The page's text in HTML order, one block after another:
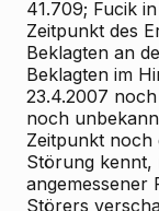
41.709; Fucik
Zeitpunkt des
Beklagten an
Beklagten im
23.4.2007
noch
Zeitpunkt noch
Störung kennt,
angemessener
Störers